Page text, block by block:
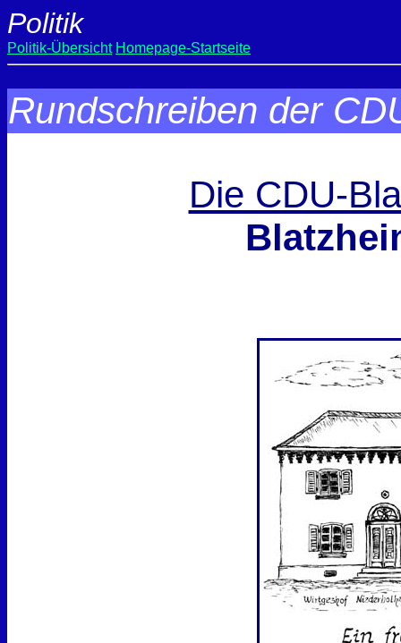
Politik
Politik-Übersicht Homepage-Startseite
Rundschreiben der
Die CDU-